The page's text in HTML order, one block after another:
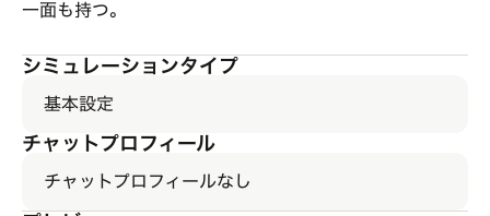
一面も持つ。
シミュレーションタイプ
基本設定
チャットプロフィール
チャットプロフィールなし